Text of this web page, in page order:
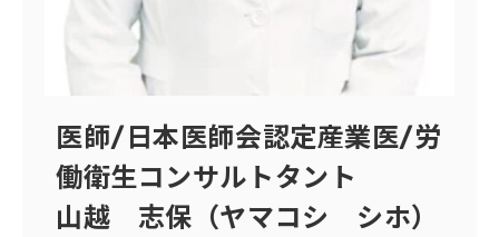
医師/日本医師会認定産業医/労
働衛生コンサルトタント
山越 志保（ヤマコシ シホ）